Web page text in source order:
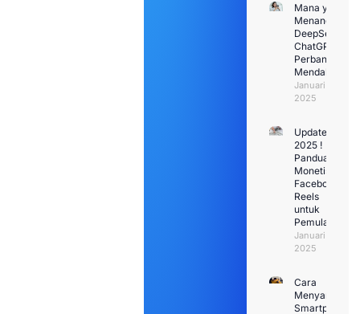
Mana yang
Menang:
DeepSeek VS
ChatGPT?
Perbandingan
Mendalam
Januari 30,
2025
Update
2025 !
Panduan
Monetisasi
Facebook
Reels
untuk
Pemula
Januari 29,
2025
Cara
Smartphone